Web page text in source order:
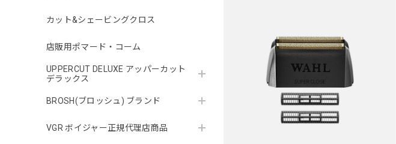
カット&シェービングクロス
店販用ポマード・コーム
UPPERCUT DELUXE アッパーカット
デラックス
BROSH(ブロッシュ) ブランド
VGR ボイジャー正規代理店商品